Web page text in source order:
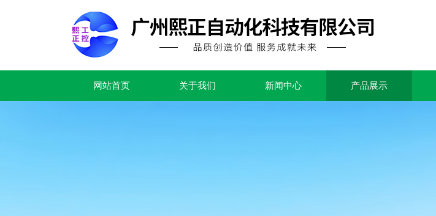
网站首页 关于我们 新闻中心 产品展示